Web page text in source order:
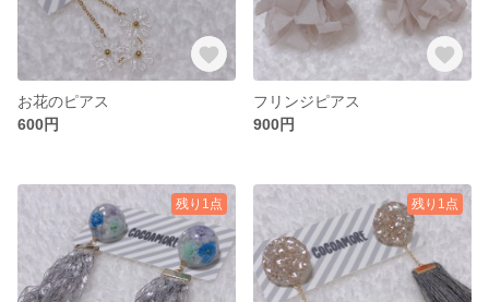
お花のピアス
600円
フリンジピアス
900円
残り1点 残り1点